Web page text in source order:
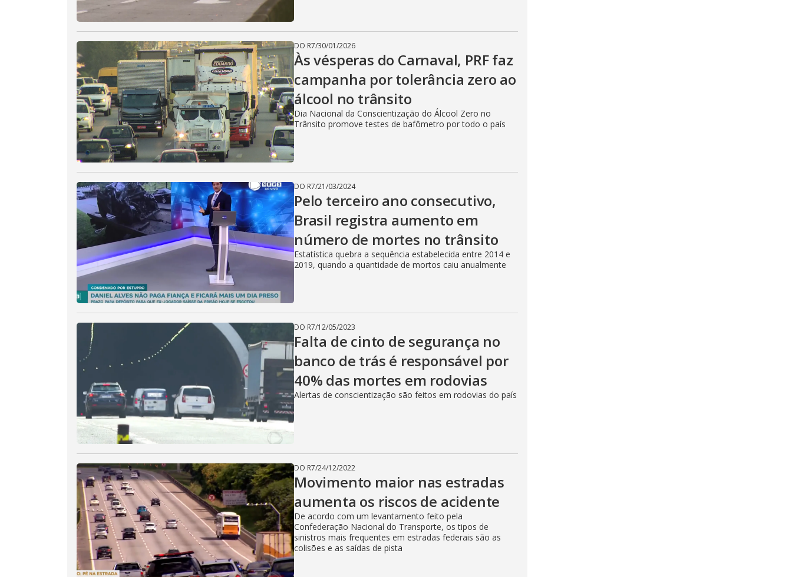
DO R7/30/01/2026
Às vésperas do Carnaval, PRF faz
campanha por tolerância zero ao
álcool no trânsito
Dia Nacional da Conscientização do Álcool Zero no
Trânsito promove testes de bafômetro por todo o país
DO R7/21/03/2024
Pelo terceiro ano consecutivo,
Brasil registra aumento em
número de mortes no trânsito
Estatística quebra a sequência estabelecida entre 2014 e
2019, quando a quantidade de mortos caiu anualmente
DO R7/12/05/2023
Falta de cinto de segurança no
banco de trás é responsável por
40% das mortes em rodovias
Alertas de conscientização são feitos em rodovias do país
DO R7/24/12/2022
Movimento maior nas estradas
aumenta os riscos de acidente
De acordo com um levantamento feito pela
Confederação Nacional do Transporte, os tipos de
sinistros mais frequentes em estradas federais são as
colisões e as saídas de pista